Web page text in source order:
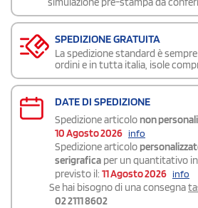
SPEDIZIONE GRATUITA
La spedizione standard è
ordini e in tutta italia, isole
DATE DI SPEDIZIONE
Spedizione articolo non
10 Agosto 2026 info
Spedizione articolo
serigrafica per un quantitativo
previsto il: 11 Agosto 2026 info
Se hai bisogno di una consegna
02 2111 8602